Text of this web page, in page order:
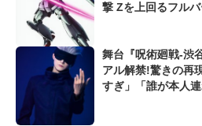
撃 Zを上回るフルバーニアンにV2並みのZZガ
舞台『呪術廻戦-渋
アル解禁!驚きの再
すぎ」「誰が本人連